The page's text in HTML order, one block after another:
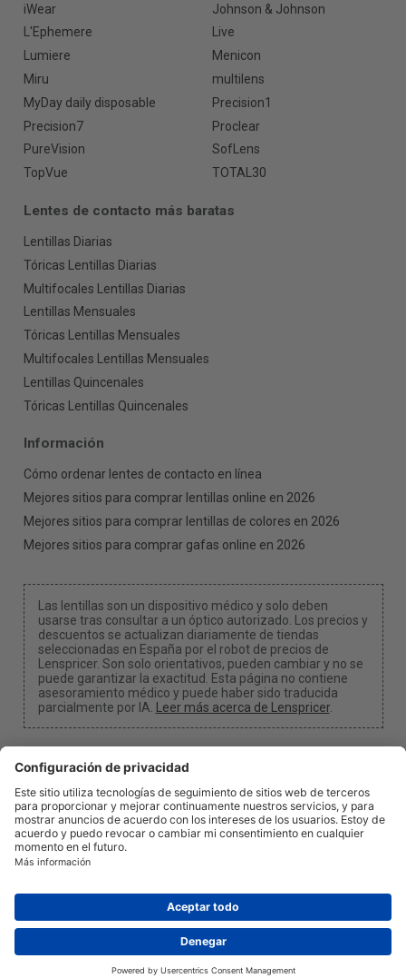
iWear
Johnson & Johnson
L'Ephemere
Live
Lumiere
Menicon
Miru
multilens
MyDay daily disposable
Precision1
Precision7
Proclear
PureVision
SofLens
TopVue
TOTAL30
Lentes de contacto más baratas
Lentillas Diarias
Tóricas Lentillas Diarias
Multifocales Lentillas Diarias
Lentillas Mensuales
Tóricas Lentillas Mensuales
Multifocales Lentillas Mensuales
Lentillas Quincenales
Tóricas Lentillas Quincenales
Información
Cómo ordenar lentes de contacto en línea
Mejores sitios para comprar lentillas online en 2026
Mejores sitios para comprar lentillas de colores en 2026
Mejores sitios para comprar gafas online en 2026
Las lentillas son un dispositivo médico y solo deben
usarse tras consultar a un óptico autorizado. Los precios y
descuentos se actualizan diariamente de tiendas
seleccionadas en España por el robot de precios de
Lenspricer. Son solo orientativos, pueden cambiar y no se
puede garantizar la exactitud. Esta página no contiene
asesoramiento médico y puede haber sido traducida
parcialmente por IA. Leer más acerca de Lenspricer.
Configuración de cookies
Podemos recibir una comisión si utilizas uno de
nuestros enlaces para realizar una compra.
Acerca deNoticiasInformaciónPrivacidadLegal
info@lenspricer.es
DK44428156